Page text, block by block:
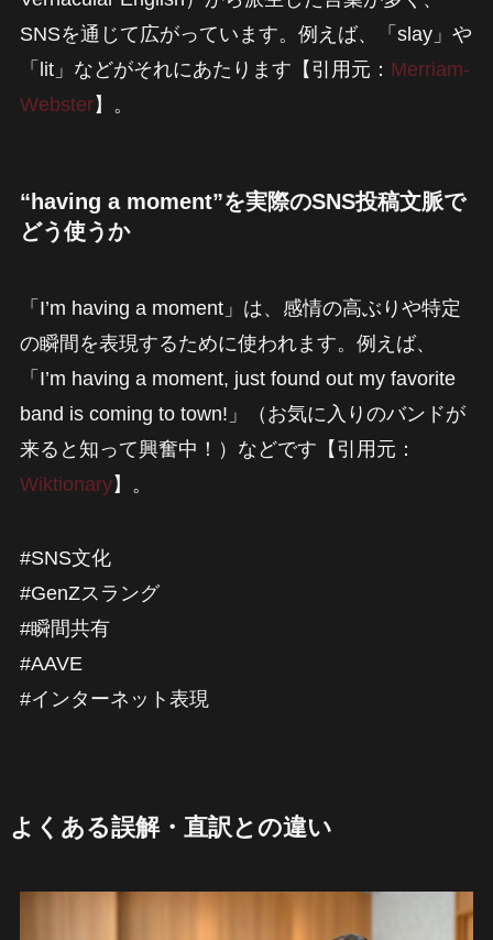
SNSを通じて広がっています。例えば、「slay」や
「lit」などがそれにあたります【引用元： Merriam-
Webster】。
“having a moment”を実際のSNS投稿文脈で
どう使うか
「I’m having a moment」は、感情の高ぶりや特定
の瞬間を表現するために使われます。例えば、
「I’m having a moment, just found out my favorite
band is coming to town!」（お気に入りのバンドが
来ると知って興奮中！）などです【引用元：
Wiktionary】。
#SNS文化
#GenZスラング
#瞬間共有
#AAVE
#インターネット表現
よくある誤解・直訳との違い